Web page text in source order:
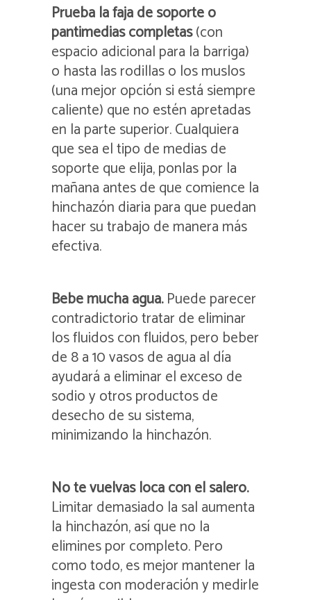
Prueba la faja de soporte o
pantimedias completas(con
espacio adicional para la barriga)
o hasta las rodillas o los muslos
(una mejor opción si está siempre
caliente) que no estén apretadas
en la parte superior. Cualquiera
que sea el tipo de medias de
soporte que elija, ponlas por la
mañana antes de que comience la
hinchazón diaria para que puedan
hacer su trabajo de manera más
efectiva.
Bebe mucha agua.Puede parecer
contradictorio tratar de eliminar
los fluidos con fluidos, pero beber
de 8 a 10 vasos de agua al día
ayudará a eliminar el exceso de
sodio y otros productos de
desecho de su sistema,
minimizando la hinchazón.
No te vuelvas loca con el salero.
Limitar demasiado la sal aumenta
la hinchazón, así que no la
elimines por completo. Pero
como todo, es mejor mantener la
ingesta con moderación y medirle